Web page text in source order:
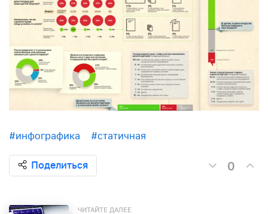
#инфографика #статичная
Поделиться 0
ЧИТАЙТЕ ДАЛЕЕ